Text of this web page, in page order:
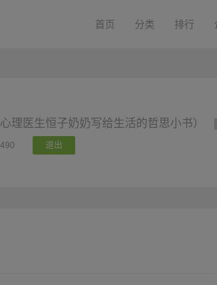
首页 分类 排行
理医生恒子奶奶写给生活的哲思小书）
退出